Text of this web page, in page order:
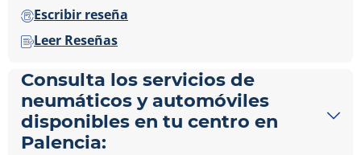
Escribir reseña
Leer Reseñas
Consulta los servicios de
neumáticos y automóviles
disponibles en tu centro en
Palencia: